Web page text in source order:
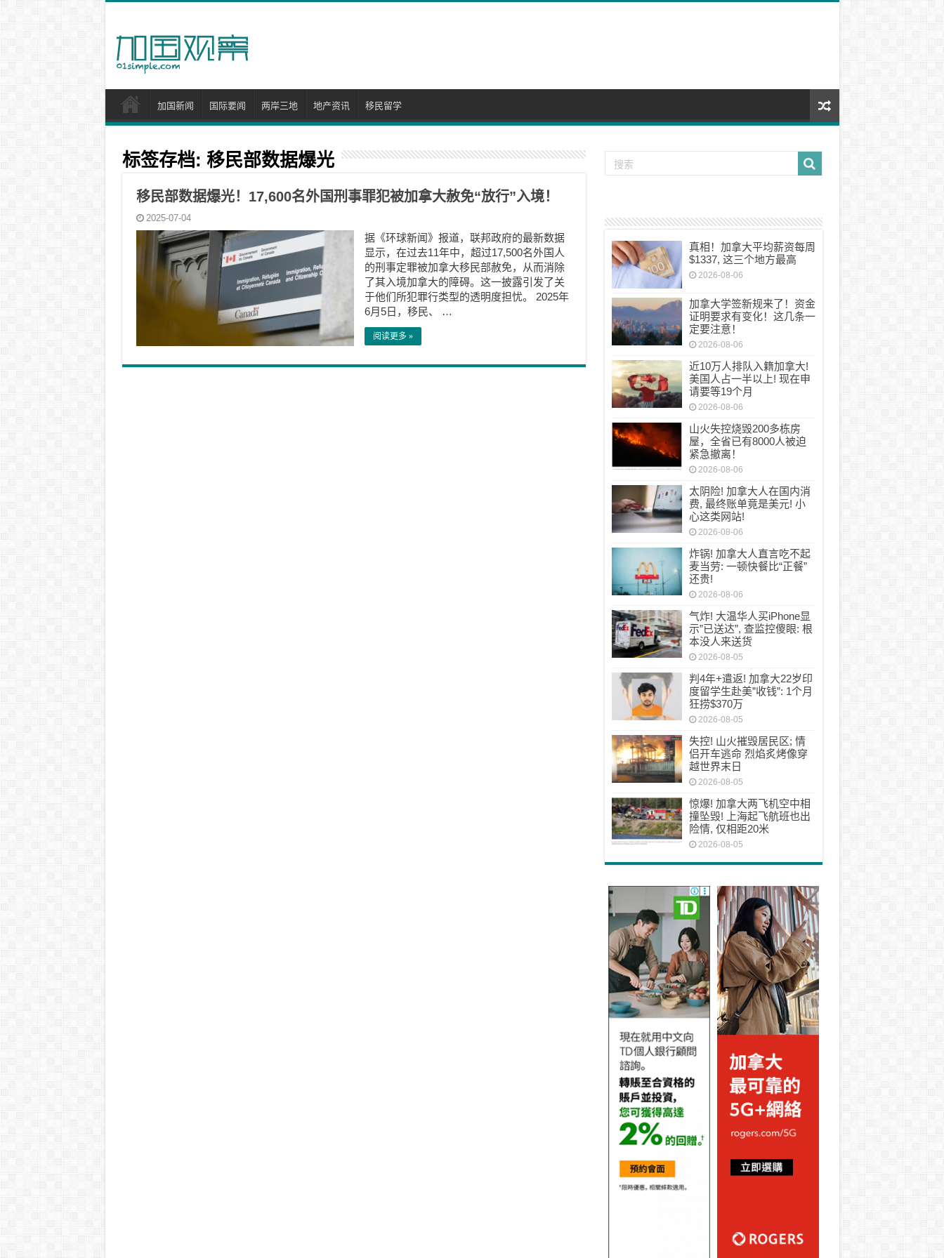
加国新闻 国际要闻 两岸三地 地产资讯 移民留学
标签存档: 移民部数据爆光
移民部数据爆光！17,600名外国刑事罪犯被加拿大赦免“放行”入境！
2025-07-04
据《环球新闻》报道，联邦政府的最新数据
显示，在过去11年中，超过17,500名外国人
的刑事定罪被加拿大移民部赦免，从而消除
了其入境加拿大的障碍。这一披露引发了关
于他们所犯罪行类型的透明度担忧。 2025年
6月5日，移民、 …
阅读更多 »
真相！加拿大平均薪资每周
$1337, 这三个地方最高
2026-08-06
加拿大学签新规来了！资金
证明要求有变化！这几条一
定要注意！
2026-08-06
近10万人排队入籍加拿大!
美国人占一半以上! 现在申
请要等19个月
2026-08-06
山火失控烧毁200多栋房
屋，全省已有8000人被迫
紧急撤离！
2026-08-06
太阴险! 加拿大人在国内消
费, 最终账单竟是美元! 小
心这类网站!
2026-08-06
炸锅! 加拿大人直言吃不起
麦当劳: 一顿快餐比“正餐”
还贵!
2026-08-06
气炸! 大温华人买iPhone显
示”已送达”, 查监控傻眼: 根
本没人来送货
2026-08-05
判4年+遣返! 加拿大22岁印
度留学生赴美”收钱”: 1个月
狂捞$370万
2026-08-05
失控! 山火摧毁居民区; 情
侣开车逃命 烈焰炙烤像穿
越世界末日
2026-08-05
惊爆! 加拿大两飞机空中相
撞坠毁! 上海起飞航班也出
险情, 仅相距20米
2026-08-05